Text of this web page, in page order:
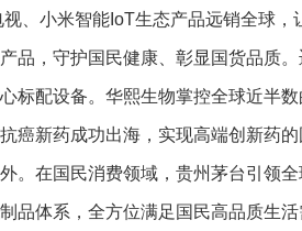
、小米智能IoT生态产品远销全球，
品，守护国民健康、彰显国货品质
标配设备。华熙生物掌控全球近半
癌新药成功出海，实现高端创新药
。在国民消费领域，贵州茅台引领
品体系，全方位满足国民高品质生活